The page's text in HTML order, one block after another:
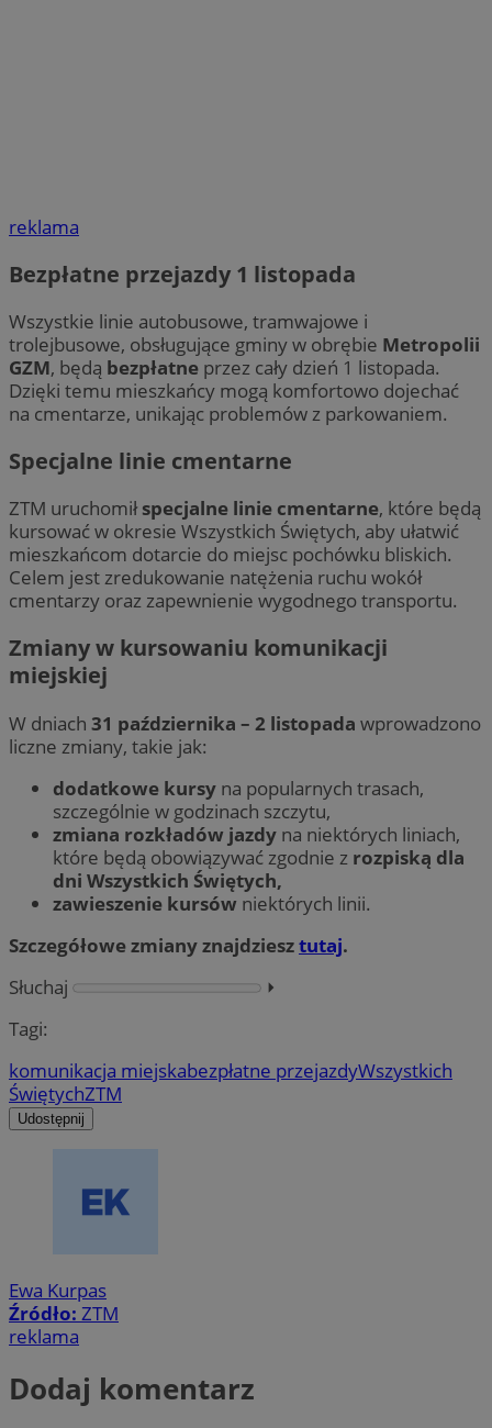
reklama
Bezpłatne przejazdy 1 listopada
Wszystkie linie autobusowe, tramwajowe i
trolejbusowe, obsługujące gminy w obrębie Metropolii
GZM, będą bezpłatne przez cały dzień 1 listopada.
Dzięki temu mieszkańcy mogą komfortowo dojechać
na cmentarze, unikając problemów z parkowaniem.
Specjalne linie cmentarne
ZTM uruchomiłspecjalne linie cmentarne, które będą
kursować w okresie Wszystkich Świętych, aby ułatwić
mieszkańcom dotarcie do miejsc pochówku bliskich.
Celem jest zredukowanie natężenia ruchu wokół
cmentarzy oraz zapewnienie wygodnego transportu.
Zmiany w kursowaniu komunikacji
miejskiej
W dniach 31 października – 2 listopada wprowadzono
liczne zmiany, takie jak:
dodatkowe kursy na popularnych trasach,
szczególnie w godzinach szczytu,
zmiana rozkładów jazdy na niektórych liniach,
które będą obowiązywać zgodnie z rozpiską dla
dni Wszystkich Świętych,
zawieszenie kursów niektórych linii.
Szczegółowe zmiany znajdziesztutaj.
Słuchaj
⏵︎
Tagi:
komunikacja miejskabezpłatne przejazdyWszystkich
ŚwiętychZTM
Udostępnij
Ewa Kurpas
Źródło: ZTM
reklama
Dodaj komentarz